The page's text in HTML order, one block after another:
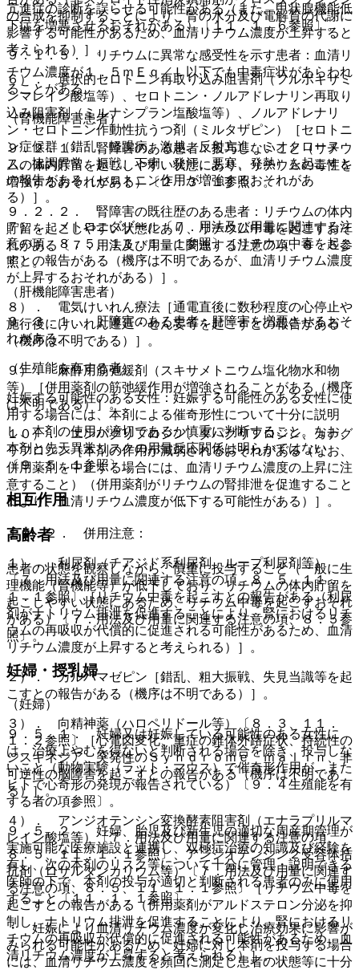
の合成を抑制することにより、腎の水分及び電解質の代謝に
影響する可能性があるため、血清リチウム濃度が上昇すると
考えられる）］。
６）． 選択的セロトニン再取り込み阻害剤（フルボキサミ
ンマレイン酸塩等）、セロトニン・ノルアドレナリン再取り
込み阻害剤（ミルナシプラン塩酸塩等）、ノルアドレナリ
ン・セロトニン作動性抗うつ剤（ミルタザピン）［セロトニ
ン症候群（錯乱、軽躁病、激越、反射亢進、ミオクローヌ
ス、協調異常、振戦、下痢、発汗、悪寒、発熱）を起こすと
の報告がある（セロトニン作用が増強するおそれがあ
る）］。
７）． メトロニダゾール〔７．用法及び用量に関連する注
意の項、８．５、１１．１．１参照〕［リチウム中毒を起こ
すとの報告がある（機序は不明であるが、血清リチウム濃度
が上昇するおそれがある）］。
８）． 電気けいれん療法［通電直後に数秒程度の心停止や
施行後にけいれん遷延・せん妄等を起こすとの報告がある
（機序は不明である）］。
９）． 麻酔用筋弛緩剤（スキサメトニウム塩化物水和物
等）［併用薬剤の筋弛緩作用が増強されることがある（機序
は不明である）］。
１０）． エンパグリフロジン、ダパグリフロジン、カナグ
リフロジン［本剤の作用が減弱されるおそれがある（なお、
併用薬剤を中止する場合には、血清リチウム濃度の上昇に注
意すること）（併用薬剤がリチウムの腎排泄を促進すること
により、血清リチウム濃度が低下する可能性がある）］。
高齢者
患者の状態を観察しながら、慎重に投与すること（一般に生
理機能（腎機能等）が低下しており、リチウムの体内貯留を
起こしやすい状態にあるため、リチウム中毒を起こすおそれ
がある）〔７．用法及び用量に関連する注意の項、８．５参
照〕。
妊婦・授乳婦
（妊婦）
９．５．１． 妊婦又は妊娠している可能性のある女性に
は、治療上やむを得ないと判断される場合を除き、投与しな
いこと（動物実験（ラット・マウス）で催奇形作用が、また
ヒトで心奇形の発現が報告されている）〔９．４生殖能を有
する者の項参照〕。
９．５．２． 妊婦、胎児及び新生児の適切な周産期管理が
実施可能な医療施設と連携し、双極症治療の知識及び経験を
有し、次の本剤のリスク等について十分に管理・説明できる
医師の下で、本剤の投与が適切と判断される患者のみに使用
すること〔１１．１．１参照〕。
・ 妊娠により血清リチウム濃度が変化し治療効果に影響が
みられる可能性があるため、妊婦に対し本剤を投与する場合
には、血清リチウム濃度を頻回に測定し患者の状態等に十分
亢進症の診断を誤らせる可能性がある（また、甲状腺機能低
下症を増悪させるおそれがある）〔１１．１．６参照〕。
９．１．５． リチウムに異常な感受性を示す患者：血清リ
チウム濃度が１．５ｍＥｑ／Ｌ以下でも中毒症状があらわれ
ることがある。
（腎機能障害患者）
９．２．１． 腎障害のある患者：投与しないこと（リチウ
ムの体内貯留を起こしやすい状態にあり、リチウムの毒性を
増強するおそれがある）〔２．３．１参照〕。
９．２．２． 腎障害の既往歴のある患者：リチウムの体内
貯留を起こしやすい状態にあり、リチウム中毒を起こすおそ
れがある〔７．用法及び用量に関連する注意の項、８．５参
照〕。
（肝機能障害患者）
９．３．１． 肝障害のある患者：肝障害を増悪させるおそ
れがある。
（生殖能を有する者）
妊娠する可能性のある女性：妊娠する可能性のある女性に使
用する場合には、本剤による催奇形性について十分に説明
し、本剤の使用が適切であるか慎重に判断すること。なお、
本剤と先天異常リスクの用量反応関係は明らかではない
〔９．５．１参照〕。
相互作用
１０．２． 併用注意：
１）． 利尿剤（チアジド系利尿剤、ループ利尿剤等）
〔７．用法及び用量に関連する注意の項、８．５、１１．
１．１参照〕［リチウム中毒を起こすとの報告がある（利尿
剤がナトリウム排泄を促進することにより、腎におけるリチ
ウムの再吸収が代償的に促進される可能性があるため、血清
リチウム濃度が上昇すると考えられる）］。
２）． カルバマゼピン［錯乱、粗大振戦、失見当識等を起
こすとの報告がある（機序は不明である）］。
３）． 向精神薬（ハロペリドール等）〔８．３、１１．
１．２参照〕［心電図変化、重症の錐体外路症状、持続性の
ジスキネジア、突発性のＳｙｎｄｒｏｍｅ ｍａｌｉｎ、非
可逆性の脳障害を起こすとの報告がある（機序は不明であ
る）］。
４）． アンジオテンシン変換酵素阻害剤（エナラプリルマ
レイン酸塩等）〔７．用法及び用量に関連する注意の項、
８．５、１１．１．１参照〕、アンジオテンシン２受容体拮
抗剤（ロサルタンカリウム等）〔７．用法及び用量に関連す
る注意の項、８．５、１１．１．１参照〕［リチウム中毒を
起こすとの報告がある（併用薬剤がアルドステロン分泌を抑
制し、ナトリウム排泄を促進することにより、腎におけるリ
チウムの再吸収が代償的に促進される可能性があるため、血
清リチウム濃度が上昇すると考えられる）］。